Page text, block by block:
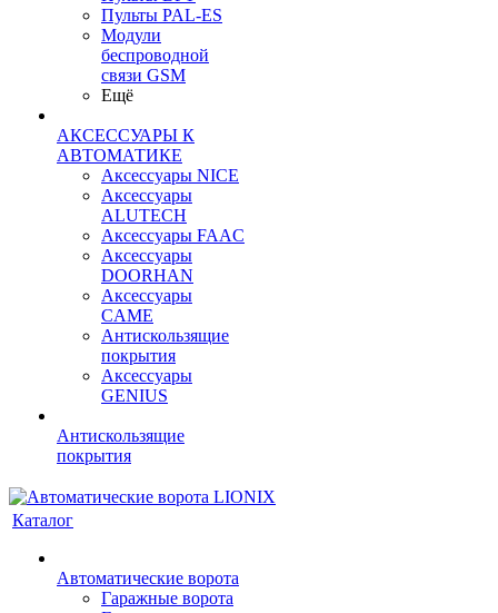
Пульты PAL-ES
Модули
беспроводной
связи GSM
Ещё
АКСЕССУАРЫ К
АВТОМАТИКЕ
Аксессуары NICE
Аксессуары
ALUTECH
Аксессуары FAAC
Аксессуары
DOORHAN
Аксессуары
CAME
Антискользящие
покрытия
Аксессуары
GENIUS
Антискользящие
покрытия
Каталог
Автоматические ворота
Гаражные ворота